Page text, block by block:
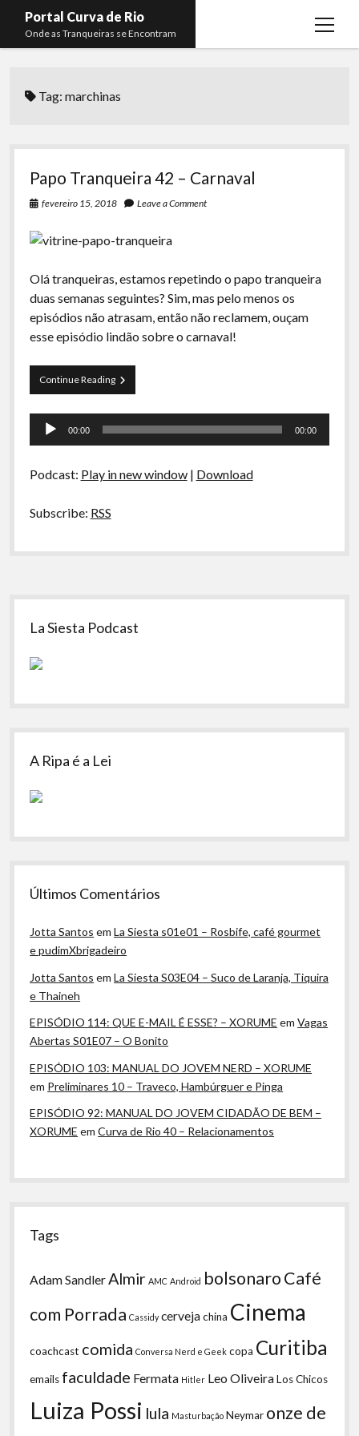
Portal Curva de Rio
Onde as Tranqueiras se Encontram
open
menu
Curva de Rio
Komos
Boca do Lixo
Rachão na Beira do RIo
Arquivo CDR
Papo Tranqueira
A Ripa É a Lei
Especiais
Preliminares
Membros
Mateus Mantoan
Rafael Almeida
Tag:marchinas
Papo Tranqueira 42 – Carnaval
fevereiro 15, 2018 Leave a Comment
Olá tranqueiras, estamos repetindo o papo tranqueira
duas semanas seguintes? Sim, mas pelo menos os
episódios não atrasam, então não reclamem, ouçam
esse episódio lindão sobre o carnaval!
Continue ReadingPapo
Tranqueira
Carnaval
Tocador
00:00 00:00
Podcast: Play in new window| Download
Subscribe: RSS
Sidebar
La Siesta Podcast
A Ripa é a Lei
Últimos Comentários
Jotta Santos emLa Siesta s01e01 – Rosbife, café gourmet
e pudimXbrigadeiro
Jotta Santos emLa Siesta S03E04 – Suco de Laranja, Tiquira
e Thaineh
EPISÓDIO 114: QUE E-MAIL É ESSE? – XORUME emVagas
Abertas S01E07 – O Bonito
EPISÓDIO 103: MANUAL DO JOVEM NERD – XORUME
em Preliminares 10 – Traveco, Hambúrguer e Pinga
EPISÓDIO 92: MANUAL DO JOVEM CIDADÃO DE BEM –
XORUME emCurva de Rio 40 – Relacionamentos
Tags
Adam Sandler Almir AMC Android bolsonaroCafé
com Porrada Cassidy cervejachina Cinema
coachcast comida Conversa Nerd e Geek copa Curitiba
emails faculdade Fermata Hitler Leo OliveiraLos Chicos
Luiza Possi lula Masturbação Neymar onze de